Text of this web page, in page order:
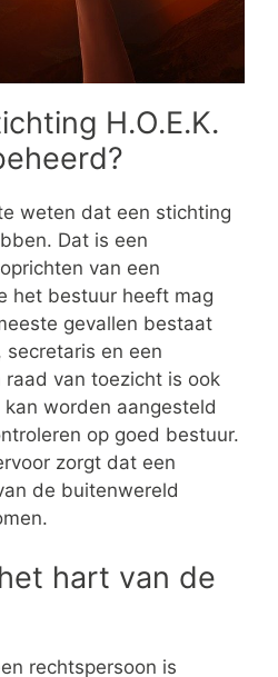
H.O.E.K.
weten dat een stichting
Dat is een
van een
het bestuur heeft mag
gevallen bestaat
en een
raad van toezicht is ook
worden aangesteld
op goed bestuur.
zorgt dat een
de buitenwereld
hart van de
rechtspersoon is